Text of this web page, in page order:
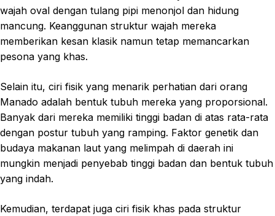
wajah oval dengan tulang pipi menonjol dan hidung
mancung. Keanggunan struktur wajah mereka
memberikan kesan klasik namun tetap memancarkan
pesona yang khas.
Selain itu, ciri fisik yang menarik perhatian dari orang
Manado adalah bentuk tubuh mereka yang proporsional.
Banyak dari mereka memiliki tinggi badan di atas rata-rata
dengan postur tubuh yang ramping. Faktor genetik dan
budaya makanan laut yang melimpah di daerah ini
mungkin menjadi penyebab tinggi badan dan bentuk tubuh
yang indah.
Kemudian, terdapat juga ciri fisik khas pada struktur